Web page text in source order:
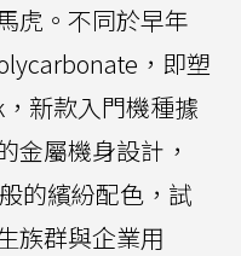
虎。不同於早年
，即塑
新款入門機種據
金屬機身設計，
的繽紛配色，試
族群與企業用